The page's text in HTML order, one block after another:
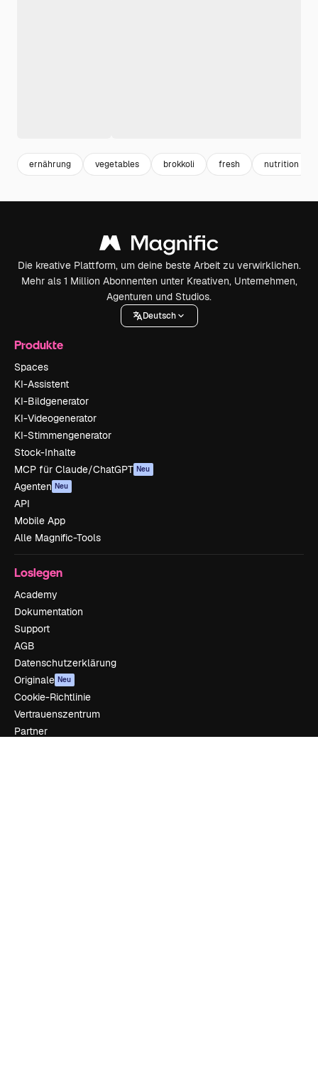
ernährung vegetables brokkoli fresh nutrition
Die kreative Plattform, um deine beste Arbeit zu verwirklichen.
Mehr als 1 Million Abonnenten unter Kreativen, Unternehmen,
Agenturen und Studios.
Deutsch
Produkte
Spaces
KI-Assistent
KI-Bildgenerator
KI-Videogenerator
KI-Stimmengenerator
Stock-Inhalte
MCP für Claude/ChatGPT Neu
Agenten Neu
API
Mobile App
Alle Magnific-Tools
Loslegen
Academy
Dokumentation
Support
AGB
Datenschutzerklärung
Originale Neu
Cookie-Richtlinie
Vertrauenszentrum
Partner